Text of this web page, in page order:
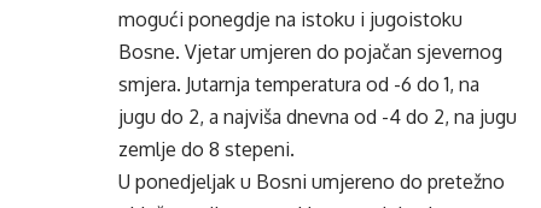
mogući ponegdje na istoku i jugoistoku
Bosne. Vjetar umjeren do pojačan sjevernog
smjera. Jutarnja temperatura od -6 do 1, na
jugu do 2, a najviša dnevna od -4 do 2, na jugu
zemlje do 8 stepeni.
U ponedjeljak u Bosni umjereno do pretežno